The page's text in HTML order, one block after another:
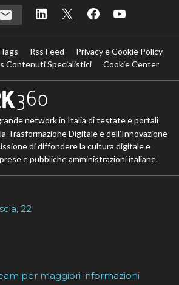
Tags Rss Feed
Privacy e Cookie Policy
Contenuti Specialistici
Cookie Center
network in Italia di testate e portali
Trasformazione Digitale e dell’Innovazione
di diffondere la cultura digitale e
e pubbliche amministrazioni italiane.
22
per maggiori informazioni